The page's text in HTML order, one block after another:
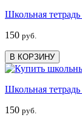
Школьная тетрадь
150 руб.
В КОРЗИНУ
Школьная тетрадь
150 руб.